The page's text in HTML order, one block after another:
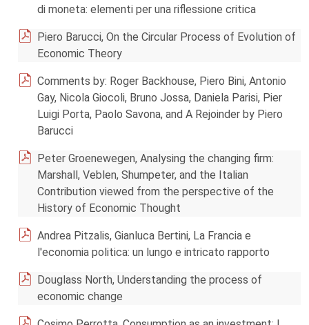
di moneta: elementi per una riflessione critica
Piero Barucci, On the Circular Process of Evolution of
Economic Theory
Comments by: Roger Backhouse, Piero Bini, Antonio
Gay, Nicola Giocoli, Bruno Jossa, Daniela Parisi, Pier
Luigi Porta, Paolo Savona, and A Rejoinder by Piero
Barucci
Peter Groenewegen, Analysing the changing firm:
Marshall, Veblen, Shumpeter, and the Italian
Contribution viewed from the perspective of the
History of Economic Thought
Andrea Pitzalis, Gianluca Bertini, La Francia e
l'economia politica: un lungo e intricato rapporto
Douglass North, Understanding the process of
economic change